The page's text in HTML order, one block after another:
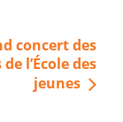
concert des
l’École des
jeunes